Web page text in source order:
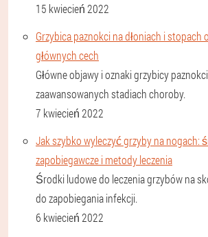
15 kwiecień 2022
Grzybica paznokci na dłoniach i stopach
głównych cech
Główne objawy i oznaki grzybicy
zaawansowanych stadiach choroby.
7 kwiecień 2022
Jak szybko wyleczyć grzyby na nogach:
zapobiegawcze i metody leczenia
Środki ludowe do leczenia grzybów na
do zapobiegania infekcji.
6 kwiecień 2022